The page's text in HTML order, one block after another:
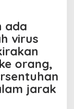
ada
virus
orang,
jarak